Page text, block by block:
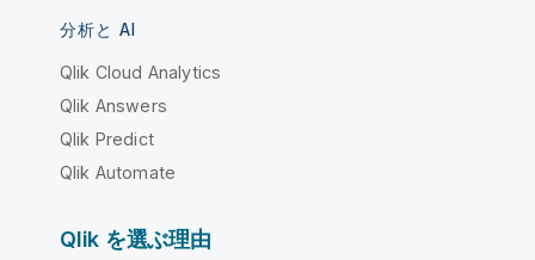
分析と AI
Qlik Cloud Analytics
Qlik Answers
Qlik Predict
Qlik Automate
Qlik を選ぶ理由